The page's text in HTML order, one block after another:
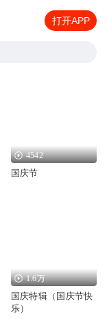
打开APP
4542
国庆节
1.6万
国庆特辑（国庆节快
乐）